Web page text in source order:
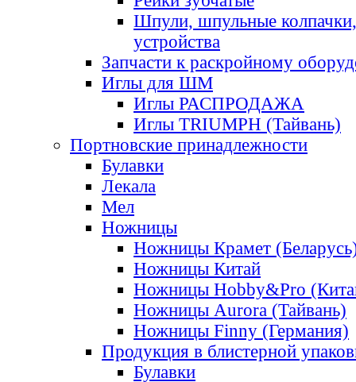
Шпули, шпульные
устройства
Запчасти к раскройному
Иглы для ШМ
Иглы РАСПРОДАЖА
Иглы TRIUMPH (Тайвань)
Портновские принадлежности
Булавки
Лекала
Мел
Ножницы
Ножницы Крамет
Ножницы Китай
Ножницы Hobby&Pro
Ножницы Aurora (Тайвань)
Ножницы Finny (Германия)
Продукция в блистерной
Булавки